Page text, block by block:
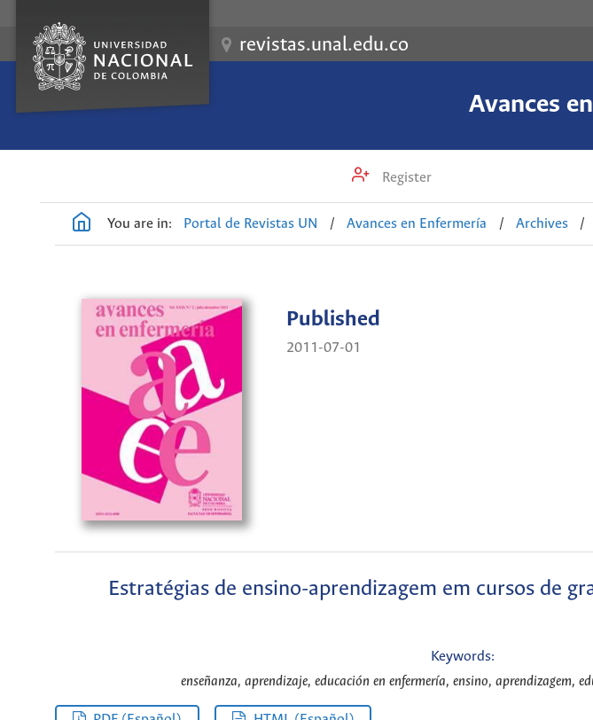
revistas.unal.edu.co
Avances
Register
You are in: Portal de Revistas UN / Avances en Enfermería / Archives /
Published
2011-07-01
Estratégias de ensino-aprendizagem em cursos de
Keywords:
enseñanza, aprendizaje, educación en enfermería, ensino, aprendizagem,